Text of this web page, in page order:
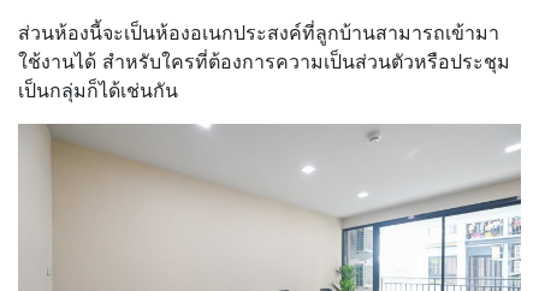
ส่วนห้องนี้จะเป็นห้องอเนกประสงค์ที่ลูกบ้านสามารถเข้ามา
ใช้งานได้ สำหรับใครที่ต้องการความเป็นส่วนตัวหรือประชุม
เป็นกลุ่มก็ได้เช่นกัน